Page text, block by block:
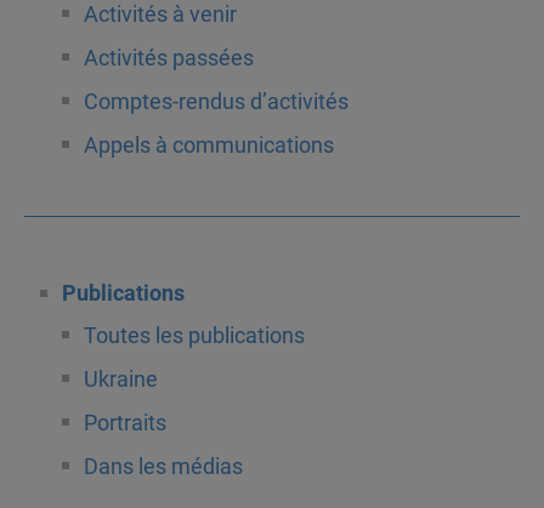
Activités à venir
Activités passées
Comptes-rendus d’activités
Appels à communications
Publications
Toutes les publications
Ukraine
Portraits
Dans les médias